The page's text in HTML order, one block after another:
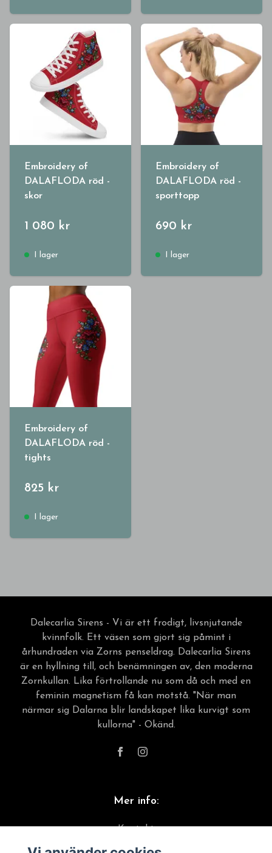
Embroidery of
DALAFLODA röd -
skor
1 080 kr
I lager
Embroidery of
DALAFLODA röd -
sporttopp
690 kr
I lager
Embroidery of
DALAFLODA röd -
tights
825 kr
I lager
Dalecarlia Sirens - Vi är ett frodigt, livsnjutande
kvinnfolk. Ett väsen som gjort sig påmint i
århundraden via Zorns penseldrag. Dalecarlia Sirens
är en hyllning till, och benämningen av, den moderna
Zornkullan. Lika förtrollande nu som då och med en
feminin magnetism få kan motstå. "När man
närmar sig Dalarna blir landskapet lika kurvigt som
kullorna" - Okänd.
Mer info:
Kontakt
Material & skötselråd